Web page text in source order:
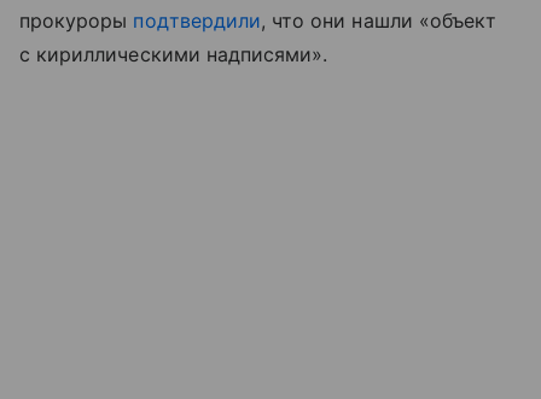
прокуроры подтвердили, что они нашли «объект
с кириллическими надписями».